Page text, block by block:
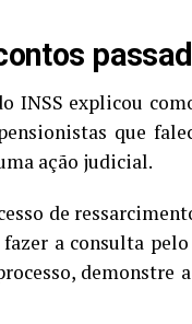
INSS explicou
que
ação judicial.
de
a consulta